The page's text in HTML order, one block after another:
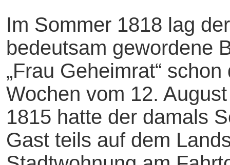
Im Sommer 1818 lag
bedeutsam gewordene
„Frau Geheimrat“
Wochen vom 12.
1815 hatte der damals
Gast teils auf dem